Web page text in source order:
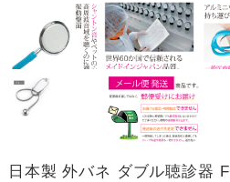
日本製 外バネ ダブル聴診器